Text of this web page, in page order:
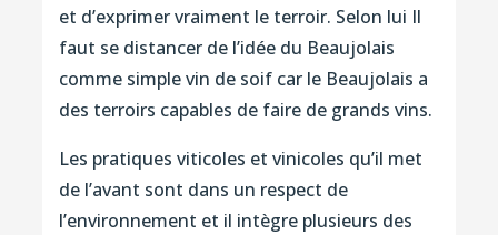
et d’exprimer vraiment le terroir. Selon lui Il
faut se distancer de l’idée du Beaujolais
comme simple vin de soif car le Beaujolais a
des terroirs capables de faire de grands vins.
Les pratiques viticoles et vinicoles qu’il met
de l’avant sont dans un respect de
l’environnement et il intègre plusieurs des